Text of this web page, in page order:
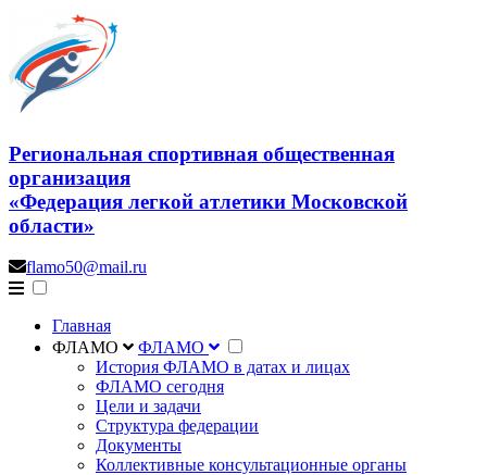
Региональная спортивная общественная
организация
«Федерация легкой атлетики Московской
области»
flamo50@mail.ru
Главная
ФЛАМО
ФЛАМО
История ФЛАМО в датах и лицах
ФЛАМО сегодня
Цели и задачи
Структура федерации
Документы
Коллективные консультационные органы